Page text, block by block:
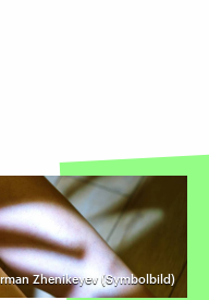
Zhenikeyev (Symbolbild)